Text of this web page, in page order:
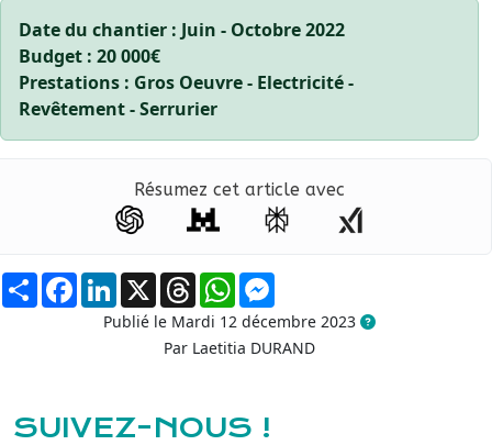
Date du chantier : Juin - Octobre 2022
Budget : 20 000€
Prestations : Gros Oeuvre - Electricité -
Revêtement - Serrurier
Résumez cet article avec
PartagerFacebookLinkedIn
X ThreadsWhatsApp
Publié le Mardi 12 décembre 2023
Par Laetitia DURAND
SUIVEZ-NOUS !